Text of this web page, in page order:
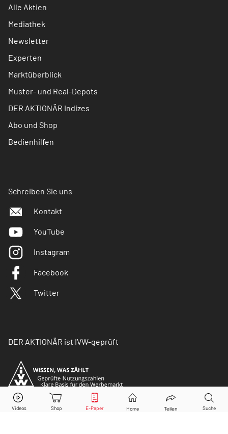
Alle Aktien
Mediathek
Newsletter
Experten
Marktüberblick
Muster- und Real-Depots
DER AKTIONÄR Indizes
Abo und Shop
Bedienhilfen
Schreiben Sie uns
Kontakt
YouTube
Instagram
Facebook
Twitter
DER AKTIONÄR ist IVW-geprüft